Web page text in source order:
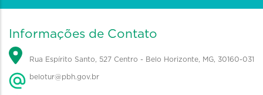
Informações de Contato
Rua Espírito Santo, 527 Centro - Belo Horizonte, MG, 30160-031
belotur@pbh.gov.br